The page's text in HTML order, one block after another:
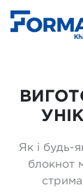
Як і будь-
блокнот